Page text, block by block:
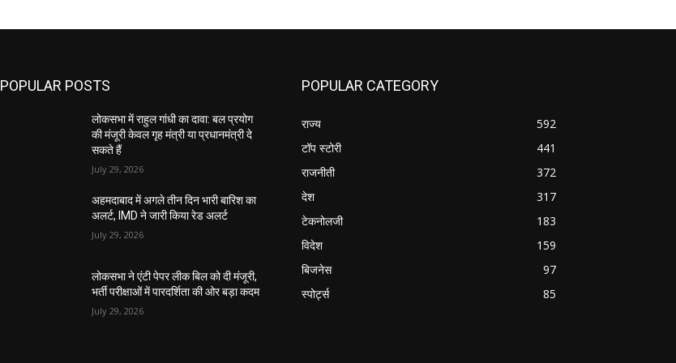
POPULAR POSTS
लोकसभा में राहुल गांधी का दावा: बल प्रयोग
की मंजूरी केवल गृह मंत्री या प्रधानमंत्री दे
सकते हैं
July 29, 2026
अहमदाबाद में अगले तीन दिन भारी बारिश का
अलर्ट, IMD ने जारी किया रेड अलर्ट
July 29, 2026
लोकसभा ने एंटी पेपर लीक बिल को दी मंजूरी,
भर्ती परीक्षाओं में पारदर्शिता की ओर बड़ा कदम
July 29, 2026
POPULAR CATEGORY
राज्य
592
टॉप स्टोरी
441
राजनीती
372
देश
317
टेकनोलजी
183
विदेश
159
बिजनेस
97
स्पोर्ट्स
85